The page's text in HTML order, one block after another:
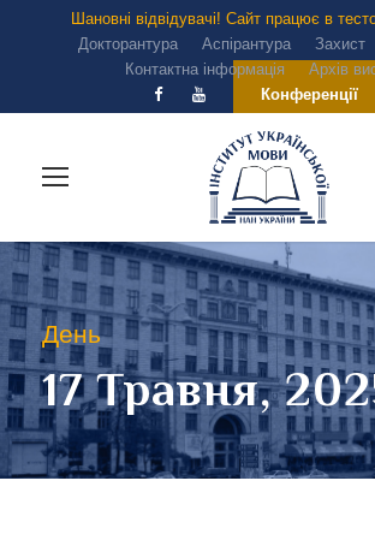
Шановні відвідувачі! Сайт працює в
Докторантура
Аспірантура Захист
Контактна інформація
Архів
Конференції
День
17 Травня,